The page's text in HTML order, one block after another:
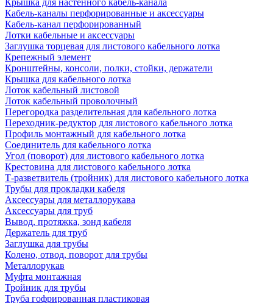
Крышка для настенного кабель-канала
Кабель-каналы перфорированные и аксессуары
Кабель-канал перфорированный
Лотки кабельные и аксессуары
Заглушка торцевая для листового кабельного лотка
Крепежный элемент
Кронштейны, консоли, полки, стойки, держатели
Крышка для кабельного лотка
Лоток кабельный листовой
Лоток кабельный проволочный
Перегородка разделительная для кабельного лотка
Переходник-редуктор для листового кабельного лотка
Профиль монтажный для кабельного лотка
Соединитель для кабельного лотка
Угол (поворот) для листового кабельного лотка
Крестовина для листового кабельного лотка
Т-разветвитель (тройник) для листового кабельного лотка
Трубы для прокладки кабеля
Аксессуары для металлорукава
Аксессуары для труб
Вывод, протяжка, зонд кабеля
Держатель для труб
Заглушка для трубы
Колено, отвод, поворот для трубы
Металлорукав
Муфта монтажная
Тройник для трубы
Труба гофрированная пластиковая